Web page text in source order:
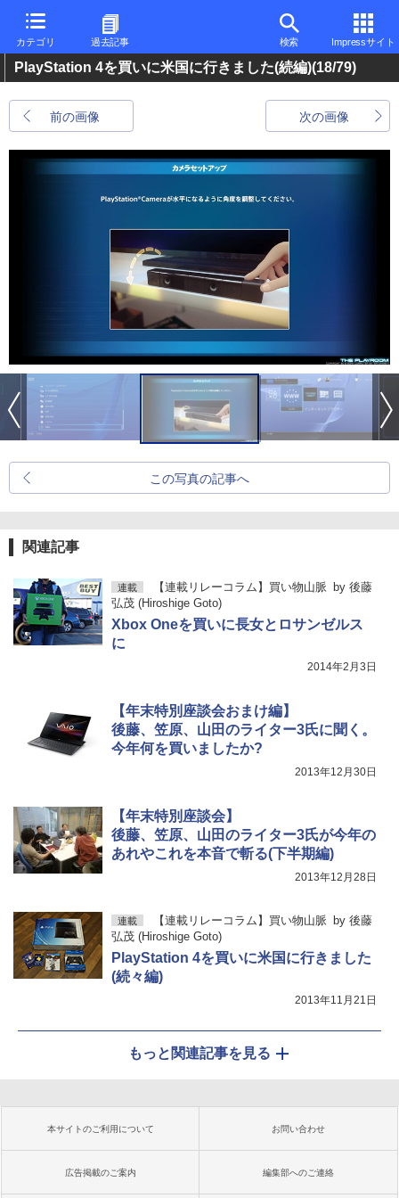
カテゴリ 過去記事 検索 Impressサイト
PlayStation 4を買いに米国に行きました(続編)(18/79)
前の画像 次の画像
この写真の記事へ
関連記事
連載 【連載リレーコラム】買い物山脈 by 後藤
弘茂 (Hiroshige Goto)
Xbox Oneを買いに長女とロサンゼルス
に
2014年2月3日
【年末特別座談会おまけ編】
後藤、笠原、山田のライター3氏に聞く。
今年何を買いましたか?
2013年12月30日
【年末特別座談会】
後藤、笠原、山田のライター3氏が今年の
あれやこれを本音で斬る(下半期編)
2013年12月28日
連載 【連載リレーコラム】買い物山脈 by 後藤
弘茂 (Hiroshige Goto)
PlayStation 4を買いに米国に行きました
(続々編)
2013年11月21日
もっと関連記事を見る
本サイトのご利用について お問い合わせ
広告掲載のご案内 編集部へのご連絡